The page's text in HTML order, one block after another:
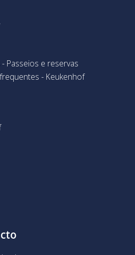
Passeios e reservas
- Keukenhof